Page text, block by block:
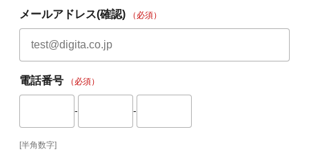
メールアドレス(確認) （必須）
電話番号 （必須）
- -
[半角数字]